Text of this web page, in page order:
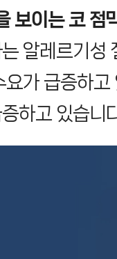
보이는 코 점
알레르기성
가 급증하고
하고 있습니